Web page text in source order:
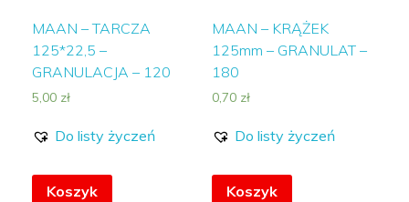
MAAN – TARCZA
125*22,5 –
GRANULACJA – 120
5,00 zł
Do listy życzeń
Koszyk
MAAN – KRĄŻEK
125mm – GRANULAT –
180
0,70 zł
Do listy życzeń
Koszyk